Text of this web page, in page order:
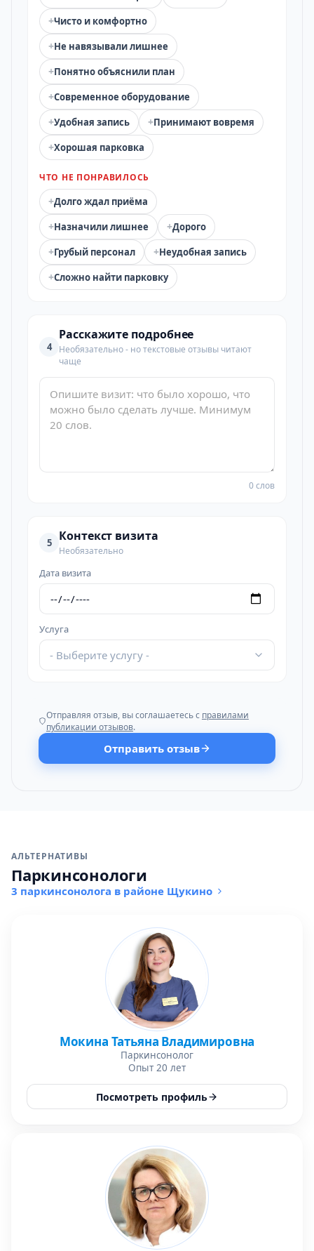
+Чисто и комфортно
+Не навязывали лишнее
+Понятно объяснили план
+Современное оборудование
+Удобная запись +Принимают вовремя
+Хорошая парковка
ЧТО НЕ ПОНРАВИЛОСЬ
+Долго ждал приёма
+Назначили лишнее +Дорого
+Грубый персонал +Неудобная запись
+Сложно найти парковку
4
Расскажите подробнее
Необязательно - но текстовые отзывы читают
чаще
0 слов
5 Контекст визита
Необязательно
Дата визита
Услуга
- Выберите услугу -
Отправляя отзыв, вы соглашаетесь с правилами
публикации отзывов.
Отправить отзыв
АЛЬТЕРНАТИВЫ
Паркинсонологи
3 паркинсонолога в районе Щукино
Мокина Татьяна Владимировна
Паркинсонолог
Опыт 20 лет
Посмотреть профиль